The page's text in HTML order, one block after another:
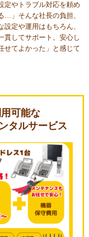
定やトラブル対応を頼め
…」そんな社長の負担、
定や運用はもちろん、
貫してサポート。安心し
せてよかった」と感じて
可能な
タルサービス